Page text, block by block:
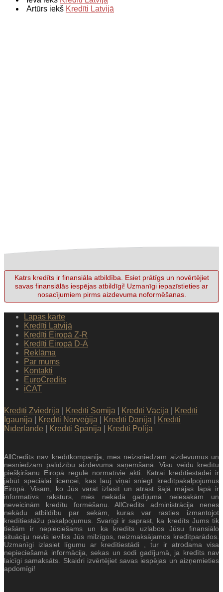
Artūrs iekš Kredīti Latvijā
Katrs kredīts ir finansiāla atbildība. Esiet prātīgs un novērtējiet
savas finansiālās iespējas atbildīgi! Uzmanīgi iepazīstieties ar
nosacījumiem pirms aizdevuma noformēšanas.
Lapas karte
Kredīti Latvijā
Kredīti Eiropā Z-R
Kredīti Eiropā D-A
Reklāma
Par mums
Kontakti
EuroCredits
iCAT
Kredīti Zviedrijā Kredīti Somijā Kredīti Vācijā
Kredīti
Igaunijā
Kredīti Norvēģijā Kredīti Dānijā
Kredīti
Nīderlandē
Kredīti Spānijā Kredīti Polijā
AllCredits nav kredītkompānija, mēs neizsniedzam aizdevumus un
nesniedzam palīdzību aizdevuma saņemšanā. Visu veidu kredītu
piešķiršanu Eiropā regulē normatīvie akti. Katrai kredītiestādei ir
jābūt speciālai licencei, kas ļauj viņai sniegt kredītpakalpojumus
Eiropā. Visam, ko Jūs varat izlasīt un atrast šajā mājas lapā ir
informatīvs raksturs, mēs nekādā gadījumā neiesakām un
neveicinām kredītu formēšanu. AllCredits administrācija nenes
nekādu atbildību par sekām, kuras var rasties izmantojot
kredītiestāžu pakalpojumus. Svarīgi ir saprast, ka kredīts Jums tik
tiešām ir nepieciešams un ka kredīts uzlabos Jūsu finansiālo
situāciju nevis ievilks Jūs milzīgos, neizmaksājamos kredītparādos.
Uzmanīgi izlasiet līgumu ar kredītiestādi , tur ir atrodama visa
nepieciešamā informācija, sekas un sodi gadījumā, ja kredīts nav
laicīgi samaksāts. Skaidri izvērtējiet savas iespējas un aizņemieties
apdomīgi!